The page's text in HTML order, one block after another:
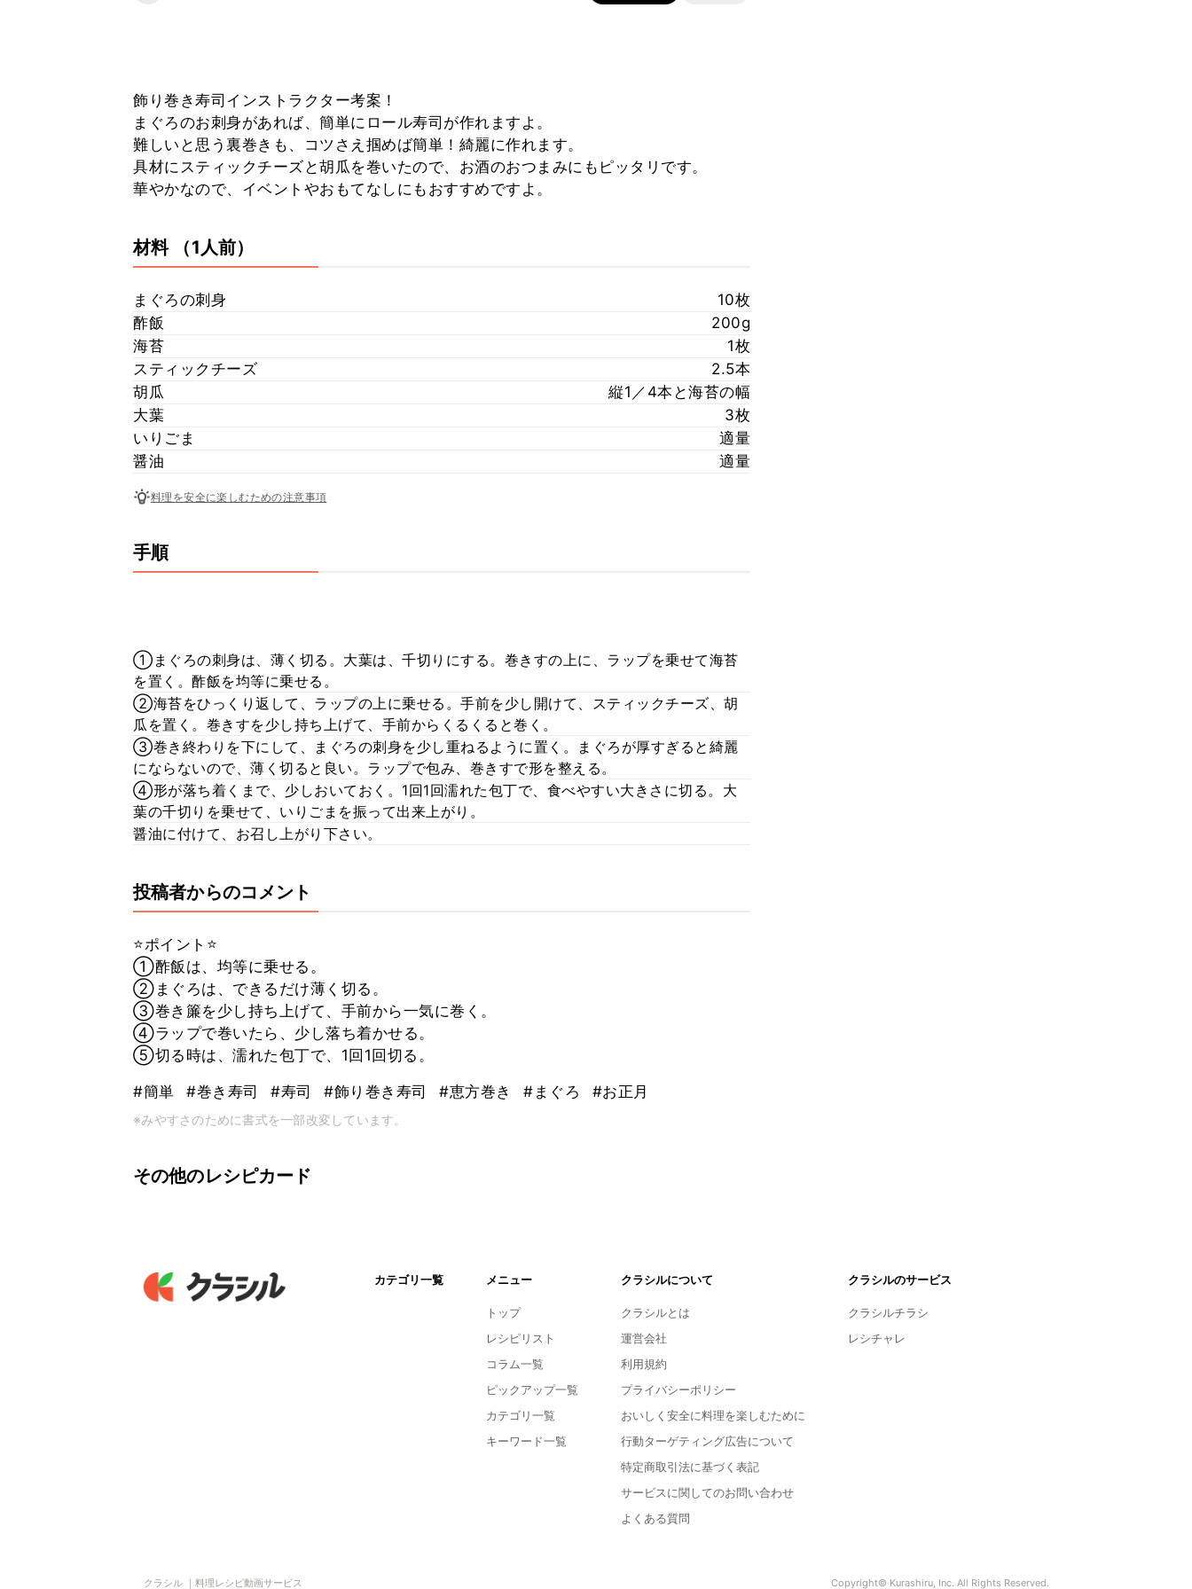
飾り巻き寿司インストラクター考案！
まぐろのお刺身があれば、簡単にロール寿司が作れますよ。
難しいと思う裏巻きも、コツさえ掴めば簡単！綺麗に作れます。
具材にスティックチーズと胡瓜を巻いたので、お酒のおつまみにもピッタリです。
華やかなので、イベントやおもてなしにもおすすめですよ。
材料 （1人前）
まぐろの刺身
10枚
酢飯
200g
海苔
1枚
スティックチーズ
2.5本
胡瓜
縦1／4本と海苔の幅
大葉
3枚
いりごま
適量
醤油
適量
料理を安全に楽しむための注意事項
手順
①まぐろの刺身は、薄く切る。大葉は、千切りにする。巻きすの上に、ラップを乗せて海苔
を置く。酢飯を均等に乗せる。
②海苔をひっくり返して、ラップの上に乗せる。手前を少し開けて、スティックチーズ、胡
瓜を置く。巻きすを少し持ち上げて、手前からくるくると巻く。
③巻き終わりを下にして、まぐろの刺身を少し重ねるように置く。まぐろが厚すぎると綺麗
にならないので、薄く切ると良い。ラップで包み、巻きすで形を整える。
④形が落ち着くまで、少しおいておく。1回1回濡れた包丁で、食べやすい大きさに切る。大
葉の千切りを乗せて、いりごまを振って出来上がり。
醤油に付けて、お召し上がり下さい。
投稿者からのコメント
⭐️ポイント⭐️
①酢飯は、均等に乗せる。
②まぐろは、できるだけ薄く切る。
③巻き簾を少し持ち上げて、手前から一気に巻く。
④ラップで巻いたら、少し落ち着かせる。
⑤切る時は、濡れた包丁で、1回1回切る。
#簡単 #巻き寿司 #寿司 #飾り巻き寿司 #恵方巻き #まぐろ #お正月
※みやすさのために書式を一部改変しています。
その他のレシピカード
カテゴリ一覧 メニュー
トップ
レシピリスト
コラム一覧
ピックアップ一覧
カテゴリ一覧
キーワード一覧
クラシルについて
クラシルとは
運営会社
利用規約
プライバシーポリシー
おいしく安全に料理を楽しむために
行動ターゲティング広告について
特定商取引法に基づく表記
サービスに関してのお問い合わせ
よくある質問
クラシルのサービス
クラシルチラシ
レシチャレ
クラシル ｜料理レシピ動画サービス Copyright© Kurashiru, Inc. All Rights Reserved.